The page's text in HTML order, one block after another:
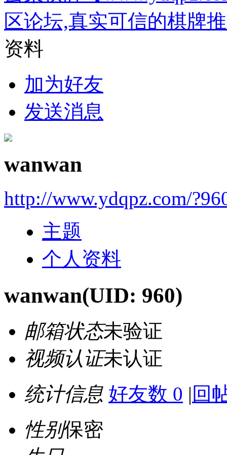
区论坛,真实可信的棋牌
资料
加为好友
发送消息
wanwan
http://www.ydqpz.com/
主题
个人资料
wanwan(UID: 960)
邮箱状态未验证
视频认证未认证
统计信息 好友数 0 | 回
性别保密